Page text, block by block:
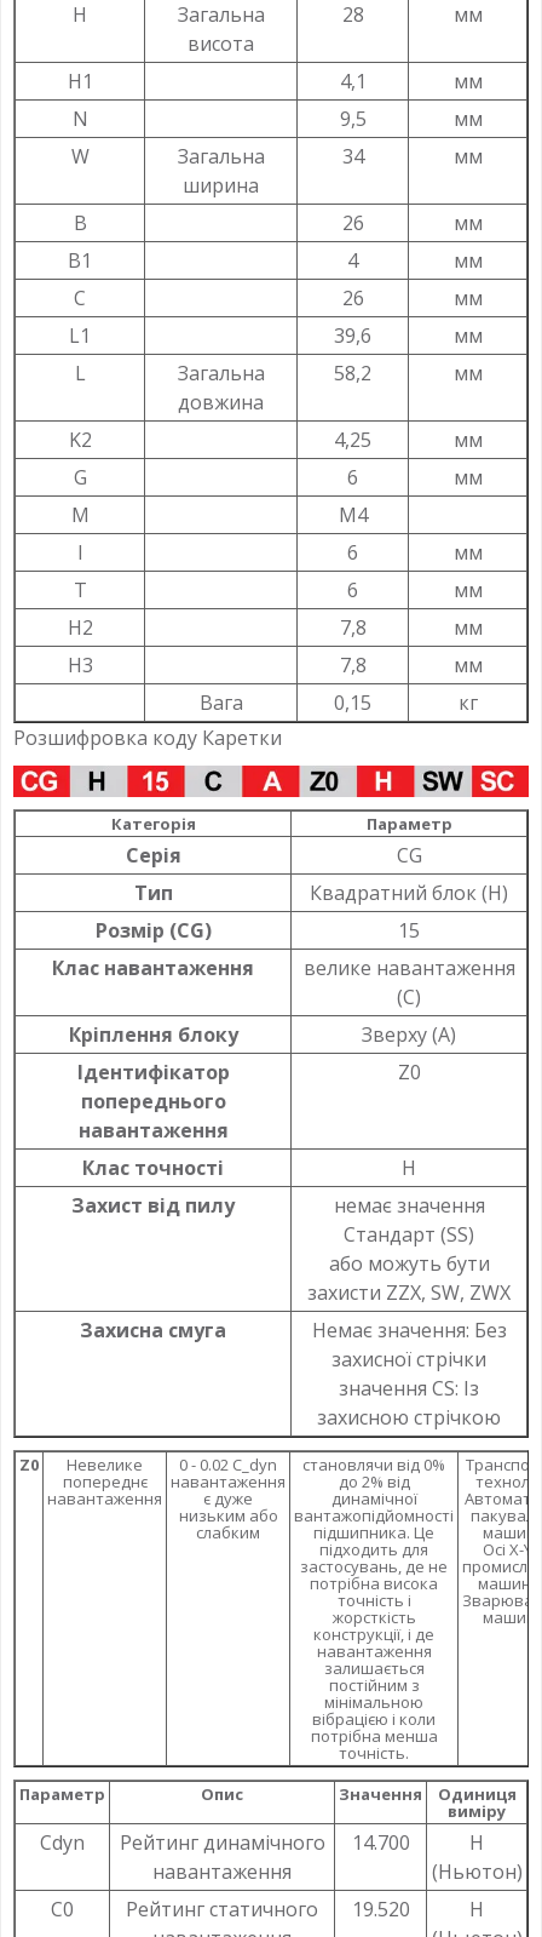
H
Загальна
висота
28 мм
H1 4,1
мм
N
9,5
мм
W
Загальна
ширина
34 мм
B 26
мм
B1
4
мм
C
26
мм
L1
39,6
мм
L
Загальна
довжина
58,2 мм
K2 4,25
мм
G
6
мм
M
M4
I
6
мм
T
6
мм
H2
7,8
мм
H3
7,8
мм
Вага
0,15
кг
Розшифровка коду Каретки
Категорія Параметр
Серія
CG
Тип
Квадратний блок (H)
Розмір (CG)
15
Клас навантаження
велике навантаження
(С)
Кріплення блоку
Зверху (A)
Ідентифікатор
попереднього
навантаження
Z0
Клас точності
H
Захист від пилу
немає значення
Стандарт (SS)
або можуть бути
захисти ZZX, SW, ZWX
Захисна смуга
Немає значення: Без
захисної стрічки
значення CS: Із
захисною стрічкою
Z0 Невелике
попереднє
навантаження
0 - 0.02 C_dyn
навантаження
є дуже
низьким або
слабким
становлячи від 0%
до 2% від
динамічної
вантажопідйомності
підшипника. Це
підходить для
застосувань, де не
потрібна висока
точність і
жорсткість
конструкції, і де
навантаження
залишається
постійним з
мінімальною
вібрацією і коли
потрібна менша
точність.
Осі X-Y
Параметр Опис Значення Одиниця
виміру
Cdyn
Рейтинг динамічного
навантаження
14.700
Н
(Ньютон)
C0
Рейтинг статичного
19.520
Н